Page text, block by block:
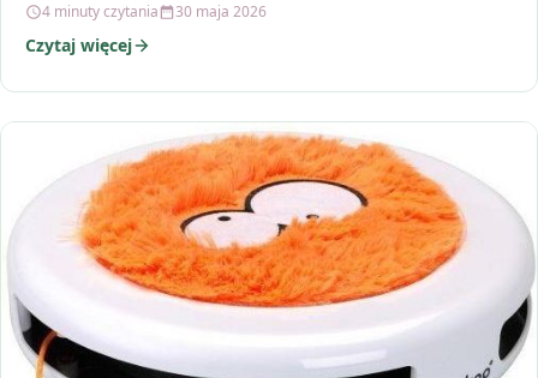
4 minuty czytania 30 maja 2026
Czytaj więcej